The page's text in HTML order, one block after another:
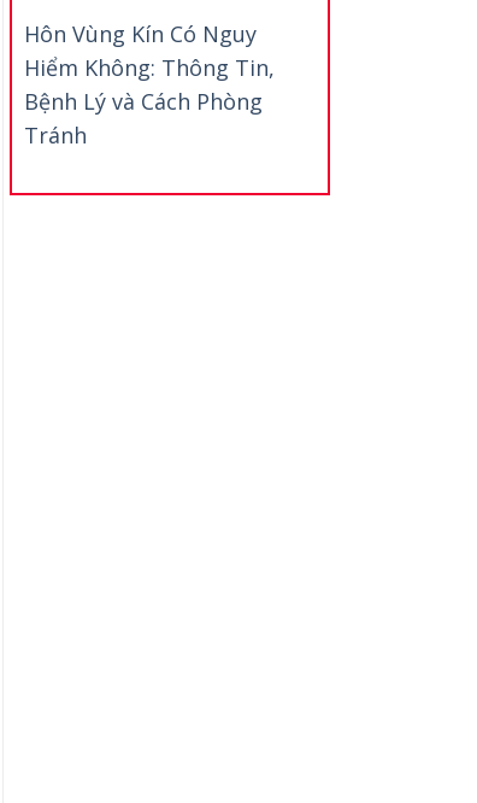
Hôn Vùng Kín Có Nguy
Hiểm Không: Thông Tin,
Bệnh Lý và Cách Phòng
Tránh